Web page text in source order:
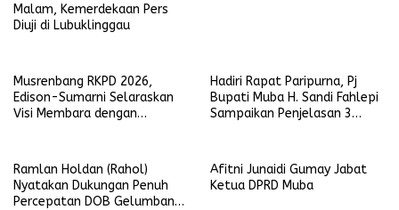
Malam, Kemerdekaan Pers
Diuji di Lubuklinggau
Musrenbang RKPD 2026,
Edison-Sumarni Selaraskan
Visi Membara dengan
Hadiri Rapat Paripurna, Pj
Bupati Muba H. Sandi Fahlepi
Sampaikan Penjelasan 3
Ramlan Holdan (Rahol)
Nyatakan Dukungan Penuh
Percepatan DOB Gelumbang
Afitni Junaidi Gumay Jabat
Ketua DPRD Muba